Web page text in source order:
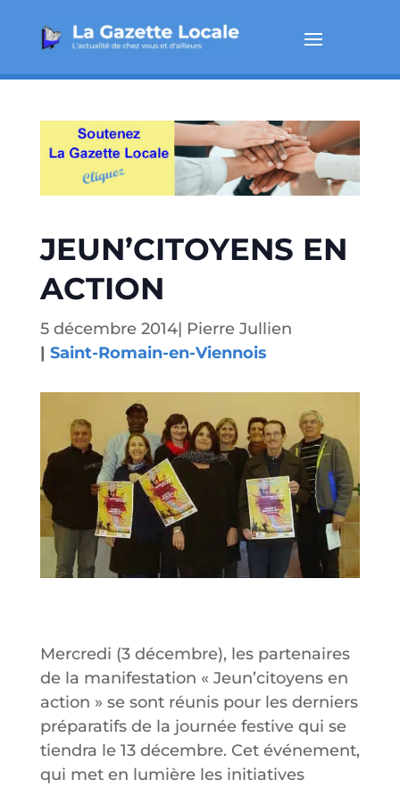
JEUN’CITOYENS EN
ACTION
5 décembre 2014| Pierre Jullien
| Saint-Romain-en-Viennois
Mercredi (3 décembre), les partenaires
de la manifestation « Jeun’citoyens en
action » se sont réunis pour les derniers
préparatifs de la journée festive qui se
tiendra le 13 décembre. Cet événement,
qui met en lumière les initiatives